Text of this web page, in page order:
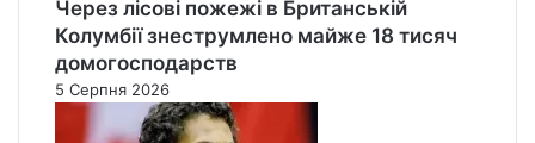
Через лісові пожежі в Британській
Колумбії знеструмлено майже 18 тисяч
домогосподарств
5 Серпня 2026